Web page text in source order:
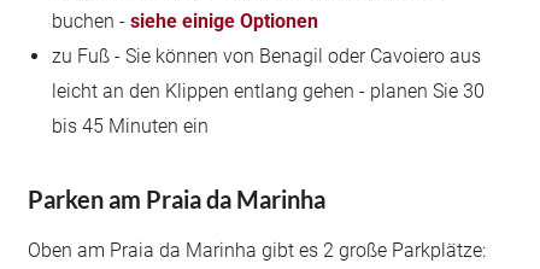
buchen -siehe einige Optionen
zu Fuß - Sie können von Benagil oder Cavoiero aus
leicht an den Klippen entlang gehen - planen Sie 30
bis 45 Minuten ein
Parken am Praia da Marinha
Oben am Praia da Marinha gibt es 2 große Parkplätze: